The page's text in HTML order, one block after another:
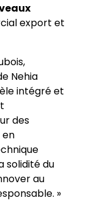
export et
Nehia
intégré et
des
solidité du
au
»